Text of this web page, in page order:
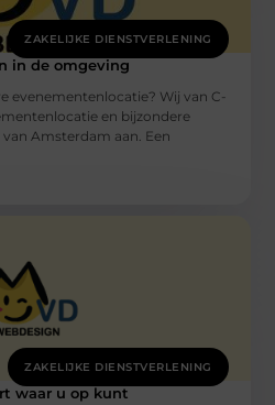
ZAKELIJKE DIENSTVERLENING
in de omgeving
evenementenlocatie? Wij van C-
en bijzondere
Amsterdam aan. Een
ZAKELIJKE DIENSTVERLENING
waar u op kunt